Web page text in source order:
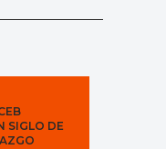
SIGLO DE